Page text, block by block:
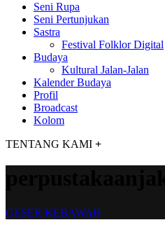
Seni Rupa
Seni Pertunjukan
Sastra
Festival Folklor Digital
Budaya
Kultural Jalan-Jalan
Kalender Budaya
Profil
Broadcast
Kolom
TENTANG KAMI +
GESER KEBAWAH